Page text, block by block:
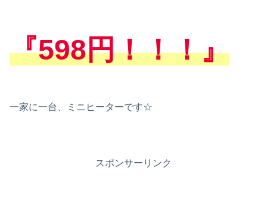
『598円！！！』
一家に一台、ミニヒーターです☆
スポンサーリンク